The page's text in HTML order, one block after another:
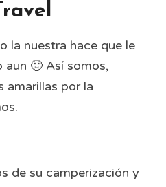
la nuestra hace que le
🙂 Así somos,
amarillas por la
de su camperización y